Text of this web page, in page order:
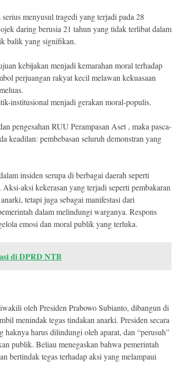
menyusul tragedi yang terjadi pada 28
daring berusia 21 tahun yang tidak terlibat dalam
balik yang signifikan.
kebijakan menjadi kemarahan moral terhadap
perjuangan rakyat kecil melawan kekuasaan
institusional menjadi gerakan moral-populis.
pengesahan RUU Perampasan Aset , maka pasca-
keadilan: pembebasan seluruh demonstran yang
insiden serupa di berbagai daerah seperti
aksi kekerasan yang terjadi seperti pembakaran
tetapi juga sebagai manifestasi dari
dalam melindungi warganya. Respons
emosi dan moral publik yang terluka.
di DPRD NTB
oleh Presiden Prabowo Subianto, dibangun di
menindak tegas tindakan anarki. Presiden secara
harus dilindungi oleh aparat, dan “perusuh”
publik. Beliau menegaskan bahwa pemerintah
bertindak tegas terhadap aksi yang melampaui